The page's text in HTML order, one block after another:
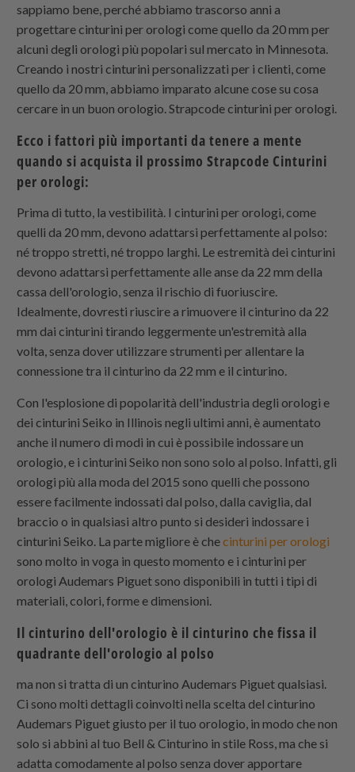
sappiamo bene, perché abbiamo trascorso anni a
progettare cinturini per orologi come quello da 20 mm per
alcuni degli orologi più popolari sul mercato in Minnesota.
Creando i nostri cinturini personalizzati per i clienti, come
quello da 20 mm, abbiamo imparato alcune cose su cosa
cercare in un buon orologio. Strapcodecinturini per orologi.
Ecco i fattori più importanti da tenere a mente
quando si acquista il prossimoStrapcode Cinturini
per orologi:
Prima di tutto, la vestibilità. I ​​cinturini per orologi, come
quelli da 20 mm, devono adattarsi perfettamente al polso:
né troppo stretti, né troppo larghi. Le estremità dei cinturini
devono adattarsi perfettamente alle anse da 22 mm della
cassa dell'orologio, senza il rischio di fuoriuscire.
Idealmente, dovresti riuscire a rimuovere il cinturino da 22
mm dai cinturini tirando leggermente un'estremità alla
volta, senza dover utilizzare strumenti per allentare la
connessione tra il cinturino da 22 mm e il cinturino.
Con l'esplosione di popolarità dell'industria degli orologi e
dei cinturini Seiko in Illinois negli ultimi anni, è aumentato
anche il numero di modi in cui è possibile indossare un
orologio, e i cinturini Seiko non sono solo al polso. Infatti, gli
orologi più alla moda del 2015 sono quelli che possono
essere facilmente indossati dal polso, dalla caviglia, dal
braccio o in qualsiasi altro punto si desideri indossare i
cinturini Seiko. La parte migliore è checinturini per orologi
sono molto in voga in questo momento e i cinturini per
orologi Audemars Piguet sono disponibili in tutti i tipi di
materiali, colori, forme e dimensioni.
Il cinturino dell'orologio è il cinturino che fissa il
quadrante dell'orologio al polso
ma non si tratta di un cinturino Audemars Piguet qualsiasi.
Ci sono molti dettagli coinvolti nella scelta del cinturino
Audemars Piguet giusto per il tuo orologio, in modo che non
solo si abbini al tuo Bell & Cinturino in stile Ross, ma che si
adatta comodamente al polso senza dover apportare